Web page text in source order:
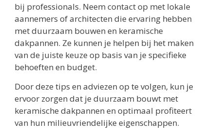
bij professionals. Neem contact op met lokale
aannemers of architecten die ervaring hebben
met duurzaam bouwen en keramische
dakpannen. Ze kunnen je helpen bij het maken
van de juiste keuze op basis van je specifieke
behoeften en budget.
Door deze tips en adviezen op te volgen, kun je
ervoor zorgen dat je duurzaam bouwt met
keramische dakpannen en optimaal profiteert
van hun milieuvriendelijke eigenschappen.